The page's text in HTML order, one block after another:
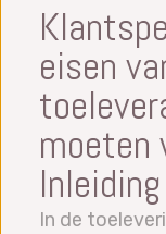
eisen
moeten
Inleiding
In de